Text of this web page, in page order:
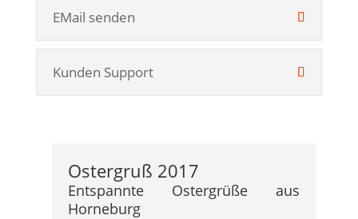
EMail senden
Kunden Support
Ostergruß 2017
Entspannte Ostergrüße aus
Horneburg